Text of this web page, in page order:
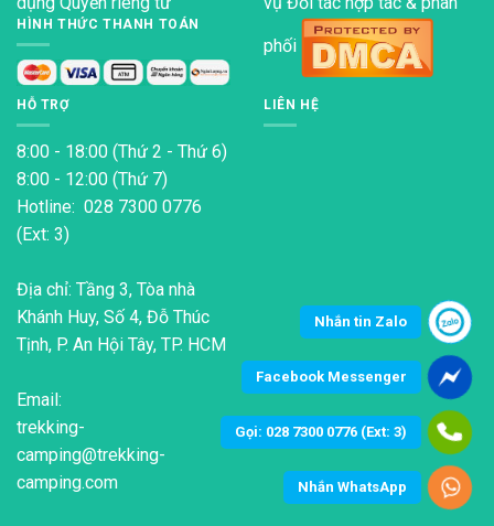
thể.
Các
tùy
chọn
có
thể
được
trên
trang
sản
thể.
tùy
có
thể
HÌNH THỨC THANH TOÁN
phối
HỖ TRỢ
8:00 - 18:00 (Thứ 2 - Thứ 6)
8:00 - 12:00 (Thứ 7)
Hotline: 028 7300 0776
(Ext: 3)
Địa chỉ: Tầng 3, Tòa nhà
Khánh Huy, Số 4, Đỗ Thúc
Tịnh, P. An Hội Tây, TP. HCM
Email:
trekking-
camping@trekking-
camping.com
LIÊN HỆ
Nhắn tin Zalo
Facebook Messenger
Gọi: 028 7300 0776 (Ext: 3)
Nhắn WhatsApp